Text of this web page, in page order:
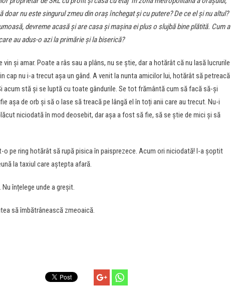
doar nu este singurul zmeu din oraș închegat și cu putere? De ce el și nu altul?
devreme acasă și are casa și mașina ei plus o slujbă bine plătită. Cum a
au adus-o azi la primărie și la biserică?
și amar. Poate a râs sau a plâns, nu se știe, dar a hotărât că nu lasă lucrurile
cap nu i-a trecut așa un gând. A venit la nunta amicilor lui, hotărât să petreacă
acum stă și se luptă cu toate gândurile. Se tot frământă cum să facă să-și
așa de orb și să o lase să treacă pe lângă el în toți anii care au trecut. Nu-i
niciodată în mod deosebit, dar așa a fost să fie, să se știe de mici și să
o pe ring hotărât să rupă pisica în paisprezece. Acum ori niciodată! I-a șoptit
la taxiul care aștepta afară.
înțelege unde a greșit.
să îmbătrânească zmeoaică.